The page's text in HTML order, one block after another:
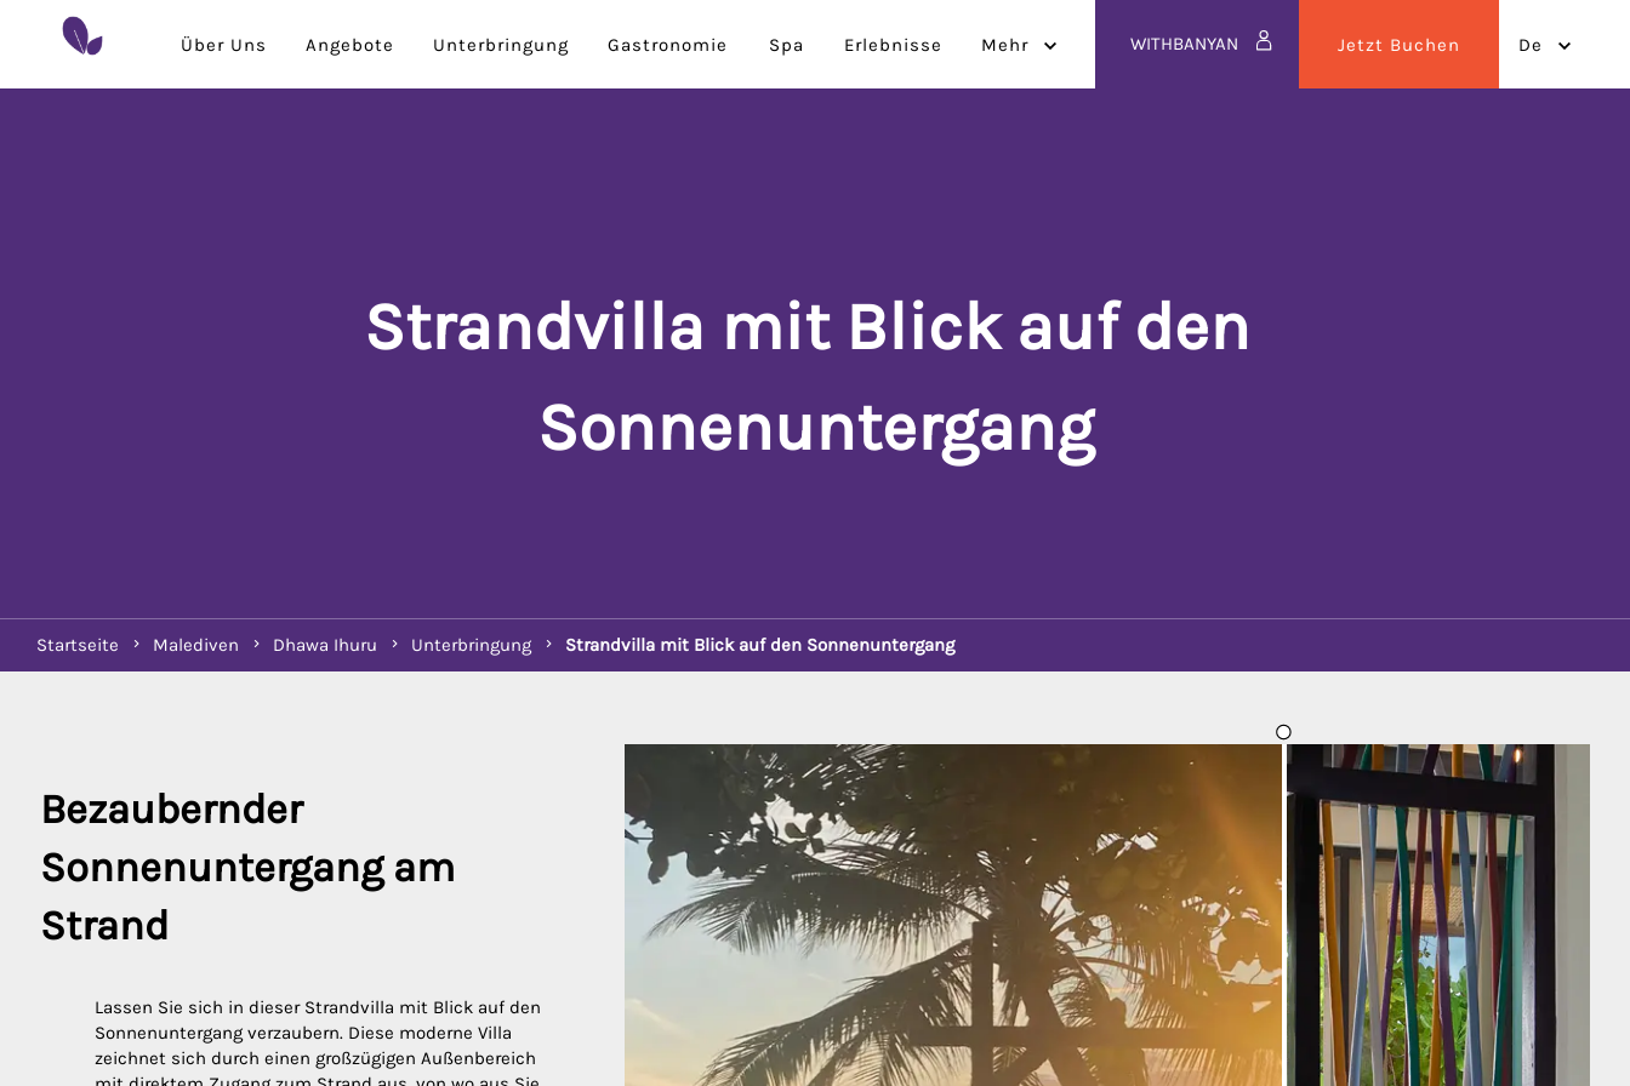
Über Uns Angebote Unterbringung Gastronomie Spa Erlebnisse Mehr WITHBANYAN Jetzt Buchen de
Strandvilla mit Blick auf den
Sonnenuntergang
Startseite Malediven Dhawa Ihuru Unterbringung Strandvilla mit Blick auf den Sonnenuntergang
Bezaubernder
Sonnenuntergang am
Strand
Lassen Sie sich in dieser Strandvilla mit Blick auf den
Sonnenuntergang verzaubern. Diese moderne Villa
zeichnet sich durch einen großzügigen Außenbereich